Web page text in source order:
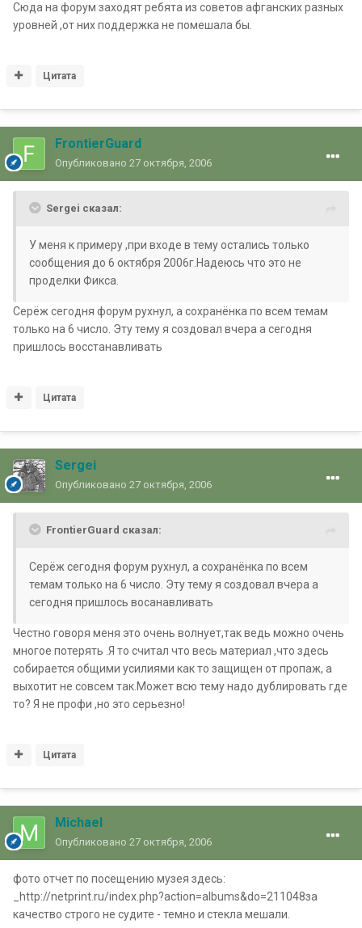
Сюда на форум заходят ребята из советов афганских разных
уровней ,от них поддержка не помешала бы.
Цитата
FrontierGuard
Опубликовано 27 октября, 2006
Sergei сказал:
У меня к примеру ,при входе в тему остались только
сообщения до 6 октября 2006г.Надеюсь что это не
проделки Фикса.
Серёж сегодня форум рухнул, а сохранёнка по всем темам
только на 6 число. Эту тему я создовал вчера а сегодня
пришлось восстанавливать
Цитата
Sergei
Опубликовано 27 октября, 2006
FrontierGuard сказал:
Серёж сегодня форум рухнул, а сохранёнка по всем
темам только на 6 число. Эту тему я создовал вчера а
сегодня пришлось восанавливать
Честно говоря меня это очень волнует,так ведь можно очень
многое потерять .Я то считал что весь материал ,что здесь
собирается общими усилиями как то защищен от пропаж, а
выхотит не совсем так.Может всю тему надо дублировать где
то? Я не профи ,но это серьезно!
Цитата
Michael
Опубликовано 27 октября, 2006
фото отчет по посещению музея здесь:
_http://netprint.ru/index.php?action=albums&do=211048за
качество строго не судите - темно и стекла мешали.